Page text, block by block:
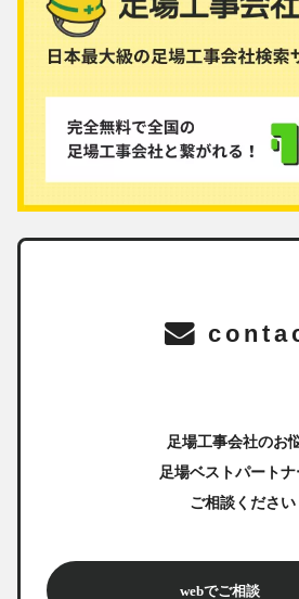
足場工事会社のお
足場ベストパート
ご相談ください
webでご相談